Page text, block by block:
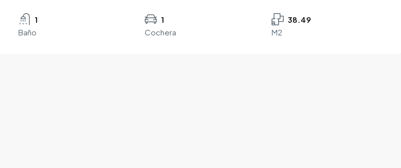
1
Baño
1
Cochera
38.49
M2